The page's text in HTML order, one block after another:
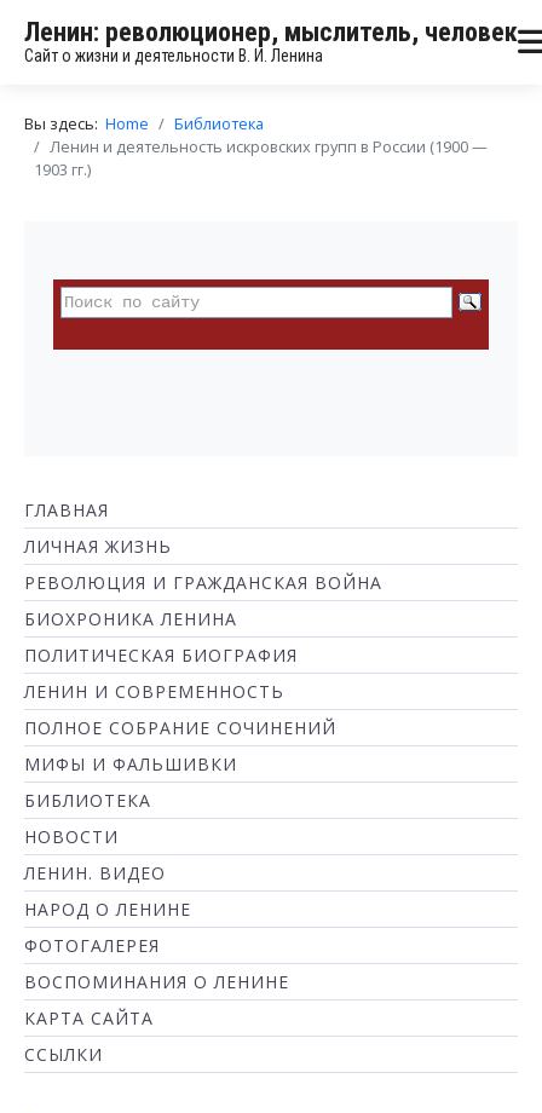
Ленин: революционер, мыслитель, человек
Сайт о жизни и деятельности В. И. Ленина
Вы здесь: Home
Библиотека
Ленин и деятельность искровских групп в России (1900 —
1903 гг.)
ГЛАВНАЯ
ЛИЧНАЯ ЖИЗНЬ
РЕВОЛЮЦИЯ И ГРАЖДАНСКАЯ ВОЙНА
БИОХРОНИКА ЛЕНИНА
ПОЛИТИЧЕСКАЯ БИОГРАФИЯ
ЛЕНИН И СОВРЕМЕННОСТЬ
ПОЛНОЕ СОБРАНИЕ СОЧИНЕНИЙ
МИФЫ И ФАЛЬШИВКИ
БИБЛИОТЕКА
НОВОСТИ
ЛЕНИН. ВИДЕО
НАРОД О ЛЕНИНЕ
ФОТОГАЛЕРЕЯ
ВОСПОМИНАНИЯ О ЛЕНИНЕ
КАРТА САЙТА
ССЫЛКИ